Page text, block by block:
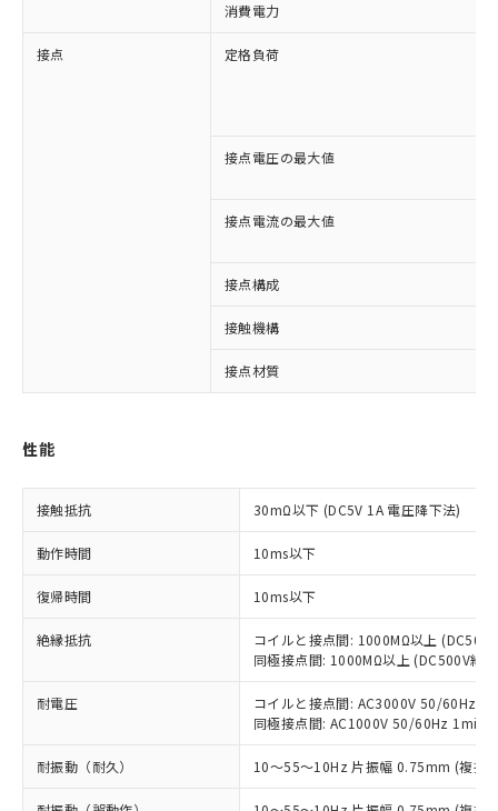
消費電力
接点 定格負荷
接点電圧の最大値
接点電流の最大値
接点構成
接触機構
接点材質
性能
接触抵抗 30mΩ以下 (DC5V 1A 電圧降下法)
動作時間 10ms以下
復帰時間 10ms以下
絶縁抵抗
コイルと接点間: 1000MΩ以上
同極接点間: 1000MΩ以上 (DC500V絶
耐電圧
コイルと接点間: AC3000V 50/60Hz
同極接点間: AC1000V 50/60Hz 1min
耐振動（耐久） 10～55～10Hz 片振幅 0.75mm (複振
ご利用ください。
本サービスは、当社制御機器事業取扱
商品の当社在庫状況および標準価格
(税抜)を提供させていただくもので
当社制御機器事業取扱商品の中には、
本サービスの対象外となる商品もある
ことをご了承ください。
在庫状況および標準価格照会結果は、
記載している更新日時点での社内デー
タに基づき作成されるものであり、閲
覧された時点での実際の在庫および標
準価格とは異なる場合があることをご
対応済み：EU RoHS指令（10物質）の
対応予定：EU RoHS指令（10物質）の非含
非含有に非対応の商品で、対応品を出す予
定はありません。
調査・確認中：EU RoHS指令（10物質）の
非含有の対応状況を調査中または確認中の
非該当品：ライセンス料など無形物で、有
害物質有無と関係のない商品です。
仕入先様の事情により、非含有部品として
むを得ず変更することがあります。
*EU RoHS指令（10物質）：
鉛(Pb) 1000ppm以下、 水銀(Hg) 1000ppm以下、 カド
ミウム(Cd) 100ppm以下、
六価クロム(Cr(Ⅵ)) 1000ppm以下、ポリ臭化ビフェニル
※1 中国RoHS○×表
「○」：最大均質材料含有率が中国RoHSの
基準値以下であることを示します。
「×」：最大均質材料含有率が中国RoHSの
基準値を超えていることを示します。
「－」：未確認です。当社販売部門へお問
*中国RoHS10物質の基準値 (GB/T26572)：
当社は、これら貴社製品のうち、外国
為替および外国貿易法に定める商品
（以下｢規制貨物等」という）を輸出
または国外への提供する場合は、日本
国政府の輸出許可(または役務取引許
可)を取得するなどの必要な手続きを
記
号